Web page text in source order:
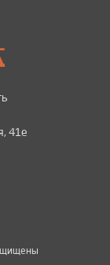
41е